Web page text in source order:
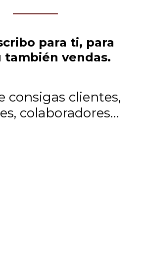
para ti, para
también vendas.
consigas clientes,
colaboradores…